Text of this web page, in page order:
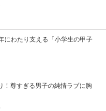
にわたり支える「小学生の甲子
！尊すぎる男子の純情ラブに胸